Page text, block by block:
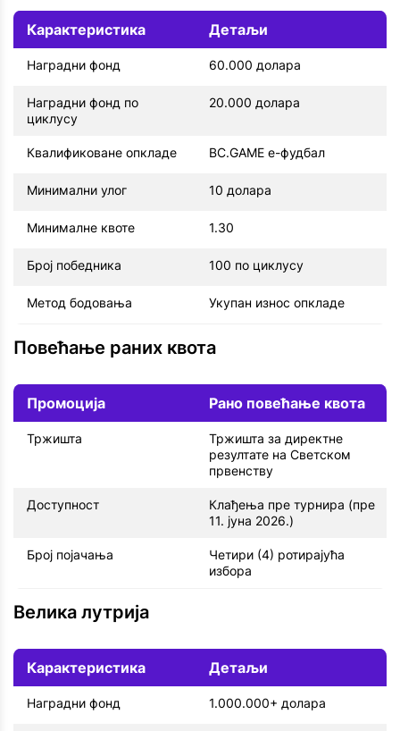
Карактеристика Детаљи
Наградни фонд 60.000 долара
Наградни фонд по
циклусу
20.000 долара
Квалификоване опкладе BC.GAME е-фудбал
Минимални улог 10 долара
Минималне квоте 1.30
Број победника 100 по циклусу
Метод бодовања Укупан износ опкладе
Повећање раних квота
Промоција Рано повећање квота
Тржишта
Тржишта за директне
резултате на Светском
првенству
Доступност
Клађења пре турнира (пре
11. јуна 2026.)
Број појачања
Четири (4) ротирајућа
избора
Велика лутрија
Карактеристика Детаљи
Наградни фонд 1.000.000+ долара